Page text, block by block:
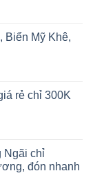
Biển Mỹ Khê,
rẻ chỉ 300K
Ngãi chỉ
đón nhanh